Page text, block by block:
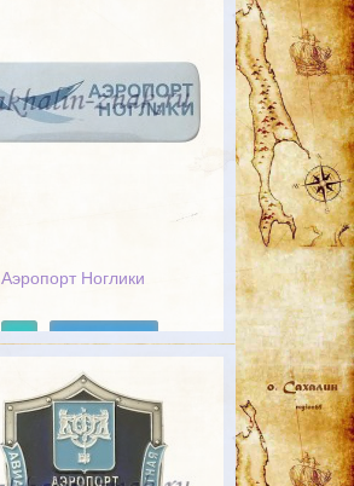
Аэропорт Ноглики